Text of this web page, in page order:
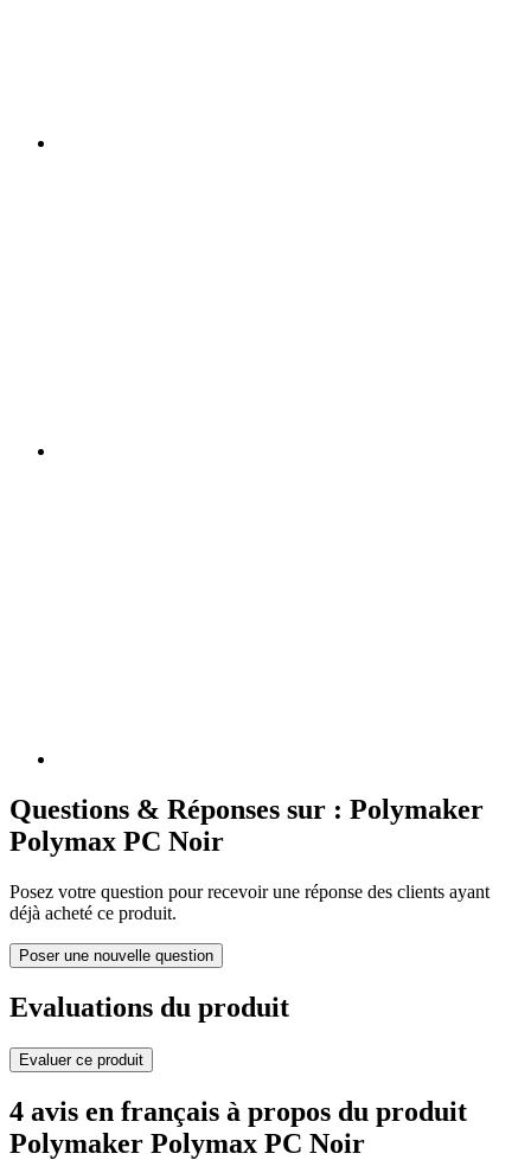
Questions & Réponses sur : Polymaker
Polymax PC Noir
Posez votre question pour recevoir une réponse des clients ayant
déjà acheté ce produit.
Poser une nouvelle question
Evaluations du produit
Evaluer ce produit
4 avis en français à propos du produit
Polymaker Polymax PC Noir